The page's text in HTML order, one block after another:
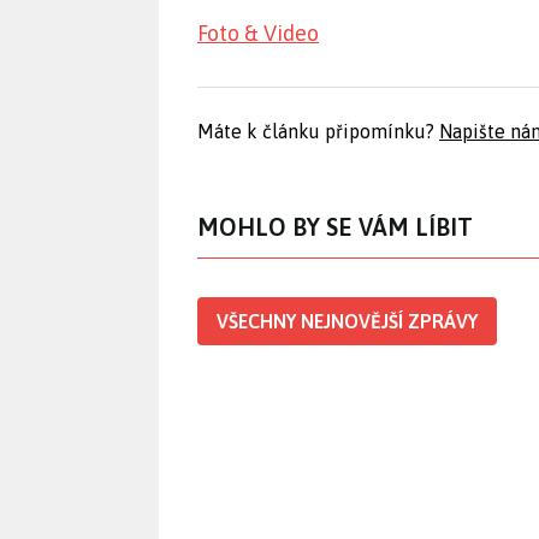
Foto & Video
Máte k článku připomínku? Napište
MOHLO BY SE VÁM LÍBIT
VŠECHNY NEJNOVĚJŠÍ ZPRÁVY